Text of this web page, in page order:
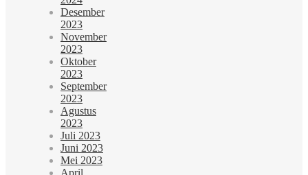
Desember
2023
November
2023
Oktober
2023
September
2023
Agustus
2023
Juli 2023
Juni 2023
Mei 2023